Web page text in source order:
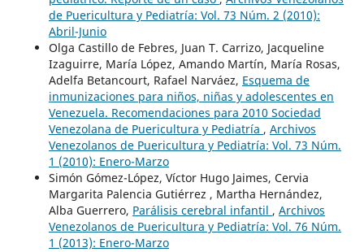
de Puericultura y Pediatría: Vol. 73 Núm. 2 (2010):
Abril-Junio
Olga Castillo de Febres, Juan T. Carrizo, Jacqueline
Izaguirre, María López, Amando Martín, María Rosas,
Adelfa Betancourt, Rafael Narváez, Esquema de
inmunizaciones para niños, niñas y adolescentes en
Venezuela. Recomendaciones para 2010 Sociedad
Venezolana de Puericultura y Pediatría , Archivos
Venezolanos de Puericultura y Pediatría: Vol. 73 Núm.
1 (2010): Enero-Marzo
Simón Gómez-López, Víctor Hugo Jaimes, Cervia
Margarita Palencia Gutiérrez , Martha Hernández,
Alba Guerrero, Parálisis cerebral infantil , Archivos
Venezolanos de Puericultura y Pediatría: Vol. 76 Núm.
1 (2013): Enero-Marzo